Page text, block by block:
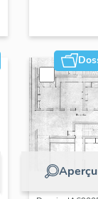
Aperçu